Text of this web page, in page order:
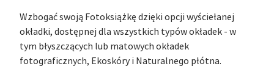
Wzbogać swoją Fotoksiążkę dzięki opcji wyściełanej
okładki, dostępnej dla wszystkich typów okładek - w
tym błyszczących lub matowych okładek
fotograficznych, Ekoskóry i Naturalnego płótna.